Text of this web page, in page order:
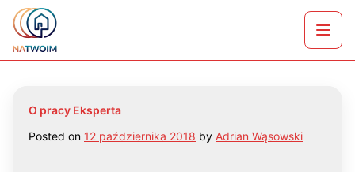
Skip
content
Wybierzmy razem najlepszy kredyt hipoteczny w
Warszawie
menu
O pracy Eksperta
Posted on 12 października 2018 by Adrian Wąsowski